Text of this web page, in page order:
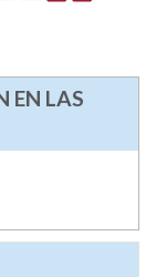
EN LAS